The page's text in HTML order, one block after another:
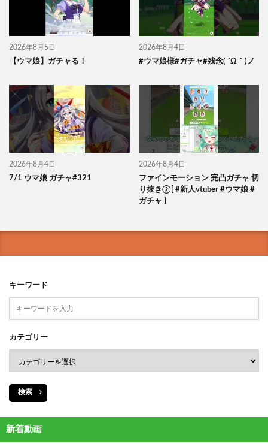
2026年8月5日
【ウマ娘】ガチャる！
2026年8月4日
#ウマ娘様#ガチャ#残念( ´Ω｀)ノ
2026年8月4日
7/1 ウマ娘 ガチャ#321
2026年8月4日
ファインモーション 完凸ガチャ 切
り抜き②[ #新人vtuber #ウマ娘 #
ガチャ ]
キーワード
カテゴリー
検索
新着動画